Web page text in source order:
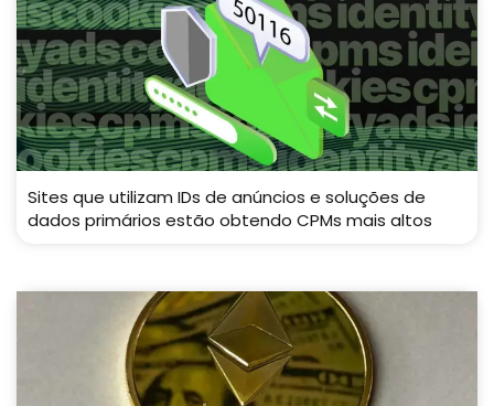
Sites que utilizam IDs de anúncios e soluções de
dados primários estão obtendo CPMs mais altos